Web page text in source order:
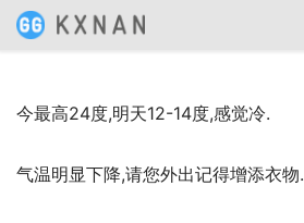
今最高24度,明天12-14度,感觉冷.
气温明显下降,请您外出记得增添衣物.